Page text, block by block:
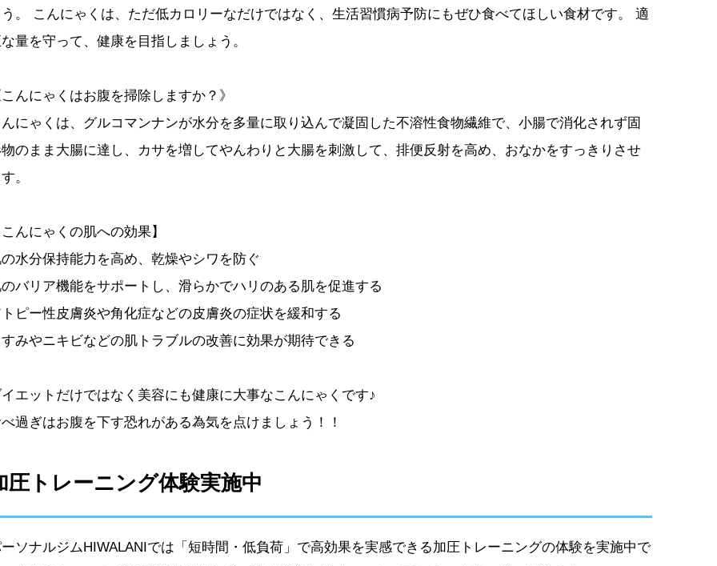
う。 こんにゃくは、ただ低カロリーなだけではなく、生活習慣病予防にもぜひ食べてほしい食材です。 適
量を守って、健康を目指しましょう。
こんにゃくはお腹を掃除しますか？》
んにゃくは、グルコマンナンが水分を多量に取り込んで凝固した不溶性食物繊維で、小腸で消化されず固
のまま大腸に達し、カサを増してやんわりと大腸を刺激して、排便反射を高め、おなかをすっきりさせ
。
こんにゃくの肌への効果】
水分保持能力を高め、乾燥やシワを防ぐ
バリア機能をサポートし、滑らかでハリのある肌を促進する
ピー性皮膚炎や角化症などの皮膚炎の症状を緩和する
すみやニキビなどの肌トラブルの改善に効果が期待できる
イエットだけではなく美容にも健康に大事なこんにゃくです♪
過ぎはお腹を下す恐れがある為気を点けましょう！！
圧トレーニング体験実施中
ソナルジムHIWALANIでは「短時間・低負荷」で高効果を実感できる加圧トレーニングの体験を実施中で